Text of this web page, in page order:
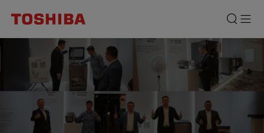
Toshiba
Luncurkan
Produk
Elektronik
Rumah